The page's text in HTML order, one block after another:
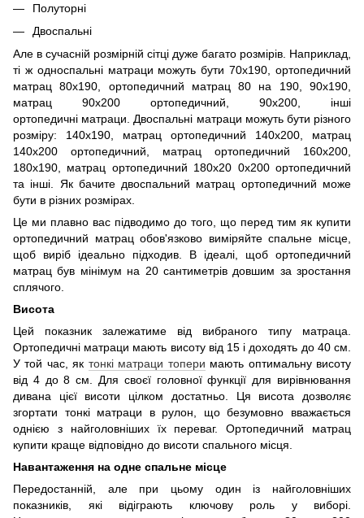
Полуторні
Двоспальні
Але в сучасній розмірній сітці дуже багато розмірів. Наприклад,
ті ж односпальні матраци можуть бути 70х190, ортопедичний
матрац 80х190, ортопедичний матрац 80 на 190, 90х190,
матрац 90х200 ортопедичний, 90х200, інші
ортопедичні матраци. Двоспальні матраци можуть бути різного
розміру: 140х190, матрац ортопедичний 140х200, матрац
140х200 ортопедичний, матрац ортопедичний 160х200,
180х190, матрац ортопедичний 180х20 0х200 ортопедичний
та інші. Як бачите двоспальний матрац ортопедичний може
бути в різних розмірах.
Це ми плавно вас підводимо до того, що перед тим як купити
ортопедичний матрац обов'язково виміряйте спальне місце,
щоб виріб ідеально підходив. В ідеалі, щоб ортопедичний
матрац був мінімум на 20 сантиметрів довшим за зростання
сплячого.
Висота
Цей показник залежатиме від вибраного типу матраца.
Ортопедичні матраци мають висоту від 15 і доходять до 40 см.
У той час, як тонкі матраци топери мають оптимальну висоту
від 4 до 8 см. Для своєї головної функції для вирівнювання
дивана цієї висоти цілком достатньо. Ця висота дозволяє
згортати тонкі матраци в рулон, що безумовно вважається
однією з найголовніших їх переваг. Ортопедичний матрац
купити краще відповідно до висоти спального місця.
Навантаження на одне спальне місце
Передостанній, але при цьому один із найголовніших
показників, які відіграють ключову роль у виборі.